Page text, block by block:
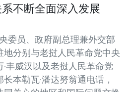
不断全面深入发展
委员、政府副总理兼外交部
分别与老挝人民革命党中央
丰威汉以及老挝人民革命党
本勒瓦·潘达努翁通电话，